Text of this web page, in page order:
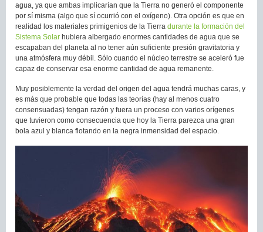
agua, ya que ambas implicarían que la Tierra no generó el componente
por sí misma (algo que sí ocurrió con el oxígeno). Otra opción es que en
realidad los materiales primigenios de la Tierra durante la formación del
Sistema Solar hubiera albergado enormes cantidades de agua que se
escapaban del planeta al no tener aún suficiente presión gravitatoria y
una atmósfera muy débil. Sólo cuando el núcleo terrestre se aceleró fue
capaz de conservar esa enorme cantidad de agua remanente.
Muy posiblemente la verdad del origen del agua tendrá muchas caras, y
es más que probable que todas las teorías (hay al menos cuatro
consensuadas) tengan razón y fuera un proceso con varios orígenes
que tuvieron como consecuencia que hoy la Tierra parezca una gran
bola azul y blanca flotando en la negra inmensidad del espacio.